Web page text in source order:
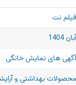
فیلم نت
آبان 1404
آگهی های نمایش خانگی
محصولات بهداشتی و